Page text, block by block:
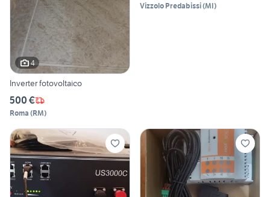
4
Inverter fotovoltaico
500 €
Roma (RM)
Vizzolo Predabissi(MI)